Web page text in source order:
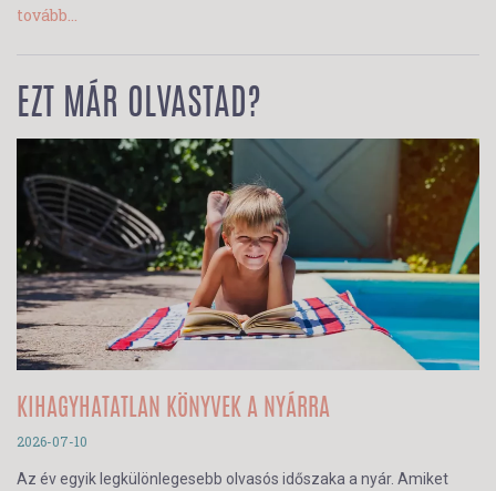
tovább...
EZT MÁR OLVASTAD?
KIHAGYHATATLAN KÖNYVEK A NYÁRRA
2026-07-10
Az év egyik legkülönlegesebb olvasós időszaka a nyár. Amiket